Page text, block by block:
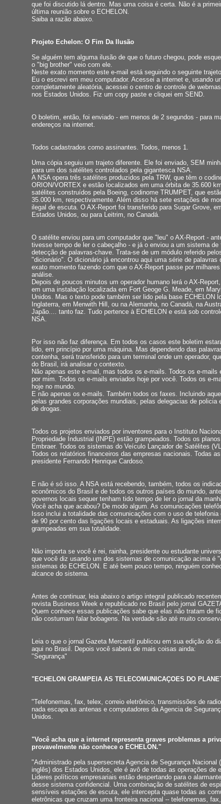
que foi discutido lá dentro. Mas uma coisa é certa. Não é a
última reunião sobre o ECHELON.
Saiba a razão abaixo.
Projeto Echelon: O Fim Da Ilusão
Se alguém tem alguma ilusão de que o futuro chegou, pode
o "big brother" veio com ele.
Neste exato momento este e-mail está seguindo o seguinte
Eu o escrevi em meu computador. Acessei a internet e, usando
completamente aleatória, acessei o centro de controle de
nos Estados Unidos. Fiz um copy paste e cliquei em SEND.
O boletim, então, foi enviado - em menos de 2 segundos - para
endereços na internet.
Todos cadastrados como assinantes. Todos, menos 1.
Uma cópia seguiu um trajeto diferente. Ele foi enviado, SEM
para um dos satélites controlados pela gigantesca NSA.
A NSA opera três satélites produzidos pela TRW, que têm o
ORION/VORTEX e estão localizados em uma órbita de 35.600
satélites construídos pela Boeing, codinome TRUMPET, que
35.000 km, respectivamente. Além disso há sete estações de
ilegal de escuta. O AX-Report foi transferido para Sugar Grove,
Estados Unidos, ou para Leitrim, no Canadá.
O satélite enviou para um computador que "leu" o AX-Report -
tivesse tempo de ler o cabeçalho - e já o enviou a um sistema de
detecção de palavras-chave. Trata-se de um módulo referido
"dicionário". O dicionário já encontrou aqui uma série de palavras
exato momento fazendo com que o AX-Report passe por
análise.
Depois de poucos minutos um operador humano lerá o AX-
em uma instalação localizada em Fort Geoge G. Meade, em
Unidos. Mas o texto pode também ser lido pela base ECHELON
Inglaterra, em Menwith Hill, ou na Alemanha, no Canadá, na
Japão.... tanto faz. Tudo pertence à ECHELON e está sob
NSA.
Por isso não faz diferença. Em todos os casos este boletim
lido, em princípio por uma máquina. Mas dependendo das
contenha, será transferido para um terminal onde um operador,
do Brasil, irá analisar o contexto.
Não apenas este e-mail, mas todos os e-mails. Todos os e-mails
por mim. Todos os e-mails enviados hoje por você. Todos os e-
hoje no mundo.
E não apenas os e-mails. Também todos os faxes. Incluindo
pelas grandes corporações mundiais, pelas delegacias de policia
de drogas.
Todos os projetos enviados por inventores para o Instituto
Propriedade Industrial (INPE) estão grampeados. Todos os
Embraer. Todos os sistemas do Veículo Lançador de Satélites
Todos os relatórios financeiros das empresas nacionais. Todas
presidente Fernando Henrique Cardoso.
E não é só isso. A NSA está recebendo, também, todos os
econômicos do Brasil e de todos os outros países do mundo,
governos locais sequer tenham tido tempo de ler o jornal da
Você acha que acabou? De modo algum. As comunicações
Isso inclui a totalidade das comunicações com o uso de telefonia
de 90 por cento das ligações locais e estaduais. As ligações
grampeadas em sua totalidade.
Não importa se você é rei, rainha, presidente ou estudante
que você diz usando um dos sistemas de comunicação acima é
sistemas do ECHELON. E até bem pouco tempo, ninguém
alcance do sistema.
Antes de continuar, leia abaixo o artigo integral publicado
revista Business Week e republicado no Brasil pelo jornal
Quem conhece essas publicações sabe que elas não tratam de
não costumam falar bobagens. Na verdade são até muito
Leia o que o jornal Gazeta Mercantil publicou em sua edição do
aqui no Brasil. Depois você saberá de mais coisas ainda:
"Segurança"
"ECHELON GRAMPEIA AS TELECOMUNICAÇOES DO
"Telefonemas, fax, telex, correio eletrônico, transmissões de
nada escapa as antenas e computadores da Agencia de
Unidos.
"Você acha que a internet representa graves problemas a
provavelmente não conhece o ECHELON."
"Administrado pela supersecreta Agencia de Segurança Nacional
inglês) dos Estados Unidos, ele é avô de todas as operações de
Lideres políticos empresariais estão despertando para o
desse sistema confidencial. Uma combinação de satélites de
sensíveis estações de escuta, ele intercepta quase todas as
eletrônicas que cruzam uma fronteira nacional -- telefonemas,